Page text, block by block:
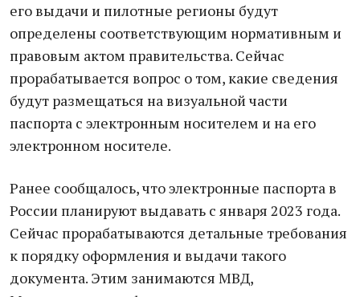
его выдачи и пилотные регионы будут
определены соответствующим нормативным и
правовым актом правительства. Сейчас
прорабатывается вопрос о том, какие сведения
будут размещаться на визуальной части
паспорта с электронным носителем и на его
электронном носителе.
Ранее сообщалось, что электронные паспорта в
России планируют выдавать с января 2023 года.
Сейчас прорабатываются детальные требования
к порядку оформления и выдачи такого
документа. Этим занимаются МВД,